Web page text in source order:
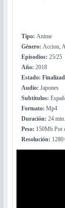
Tipo: Anime
Género: Accion,
Episodios: 25/25
Año: 2018
Estado:
Audio: Japones
Subtítulos:
Formato: Mp4
Duración: 24 min.
Peso: 150Mb Por
Resolución: